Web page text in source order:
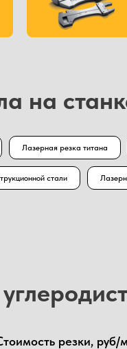
на
Лазерная резка титана
стали
резки, руб/